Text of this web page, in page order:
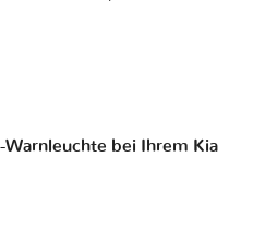
bei Ihrem Kia